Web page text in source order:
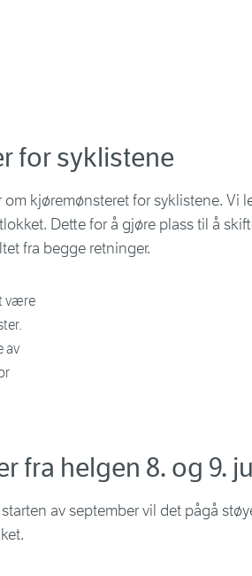
for syklistene
kjøremønsteret for syklistene. Vi
Dette for å gjøre plass til å
fra begge retninger.
være
av
fra helgen 8. og 9.
av september vil det pågå